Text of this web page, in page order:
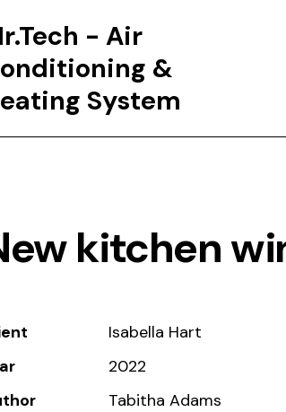
- Air
&
System
kitchen
Isabella Hart
2022
Tabitha Adams